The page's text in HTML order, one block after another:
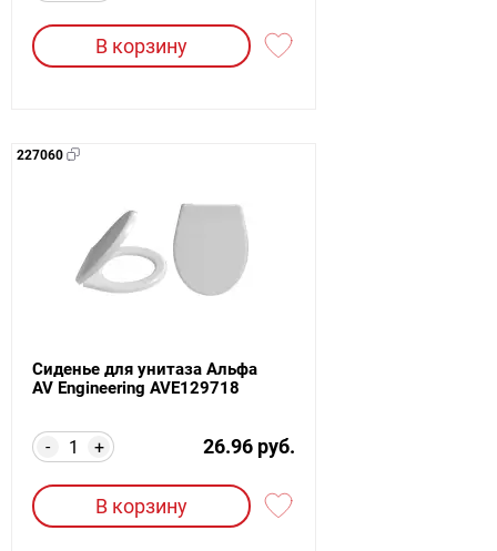
В корзину
227060
Сиденье для унитаза Альфа
AV Engineering AVE129718
+
- 26.96 руб.
В корзину